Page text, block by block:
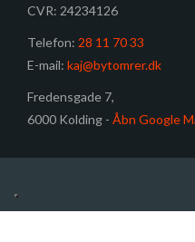
CVR: 24234126
​Telefon: 28 11 70 33
E-mail: kaj@bytomrer.dk
Fredensgade 7,
6000 Kolding - Åbn Google